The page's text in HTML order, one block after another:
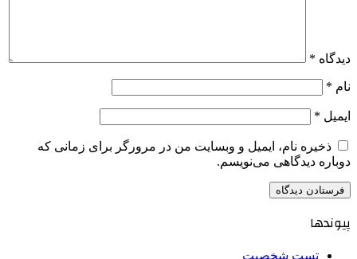
دیدگاه *
نام *
ایمیل *
ذخیره نام، ایمیل و وبسایت من در مرورگر برای زمانی که
دوباره دیدگاهی می‌نویسم.
پیوندها
تست شخصیت